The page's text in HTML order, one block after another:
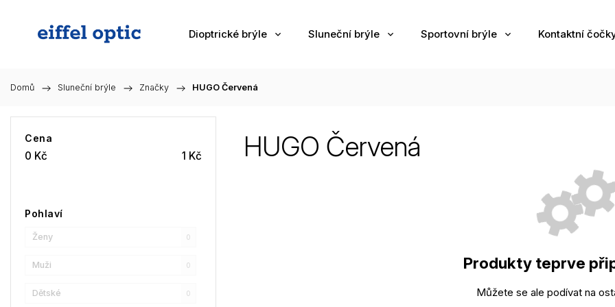
Dioptrické brýle Sluneční brýle Sportovní brýle Kontaktní
Domů / Sluneční brýle / Značky / HUGO Červená
Cena
0 Kč 1 Kč
Pohlaví
Ženy 0
Muži 0
Dětské 0
HUGO Červená
Produkty teprve
Můžete se ale podívat na